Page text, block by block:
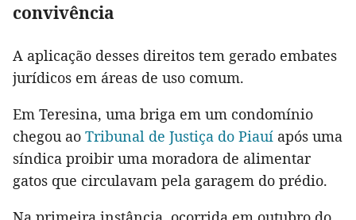
convivência
A aplicação desses direitos tem gerado embates
jurídicos em áreas de uso comum.
Em Teresina, uma briga em um condomínio
chegou ao Tribunal de Justiça do Piauí após uma
síndica proibir uma moradora de alimentar
gatos que circulavam pela garagem do prédio.